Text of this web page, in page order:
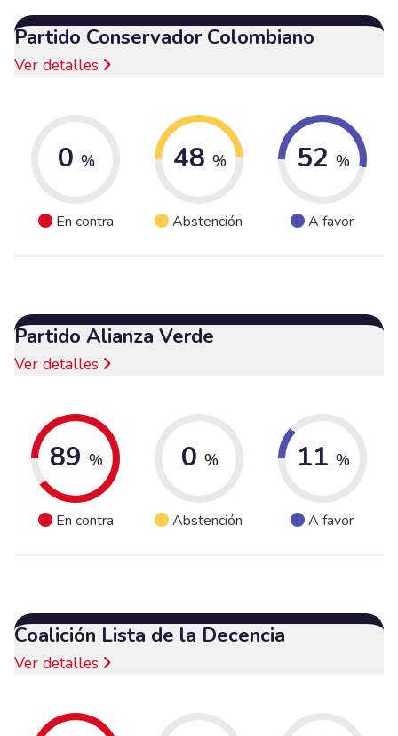
Partido Conservador Colombiano
Ver detalles
0 %
En contra
48 %
Abstención
52 %
A favor
Partido Alianza Verde
Ver detalles
89 %
En contra
0 %
Abstención
11 %
A favor
Coalición Lista de la Decencia
Ver detalles